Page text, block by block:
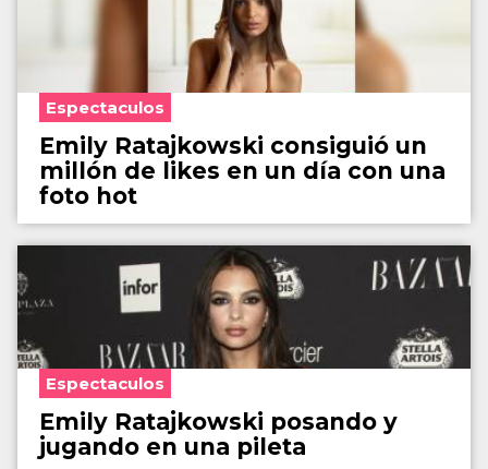
Espectaculos
Emily Ratajkowski consiguió un
millón de likes en un día con una
foto hot
Espectaculos
Emily Ratajkowski posando y
jugando en una pileta